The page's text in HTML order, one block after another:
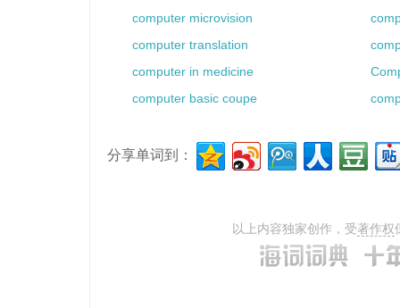
computer microvision
computer translation
computer in medicine
computer basic coupe
分享单词到：
以上内容独家创作，受著作权